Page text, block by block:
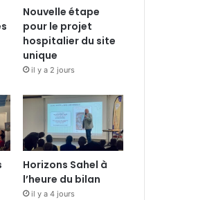
Nouvelle étape
pour le projet
hospitalier du site
unique
il y a 2 jours
Horizons Sahel à
l’heure du bilan
il y a 4 jours